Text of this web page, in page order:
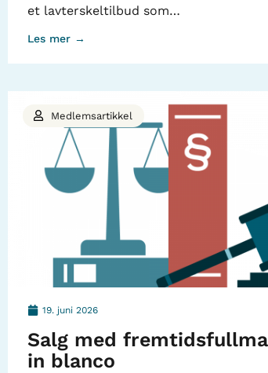
et lavterskeltilbud som…
Les mer →
19. juni 2026
Salg med
in blanco
Medlemsartikkel